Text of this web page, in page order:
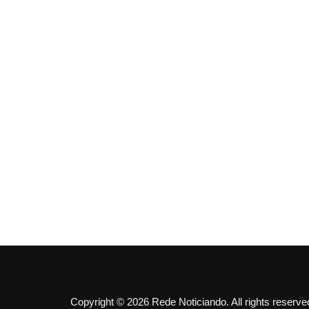
Copyright © 2026 Rede Noticiando. All rights